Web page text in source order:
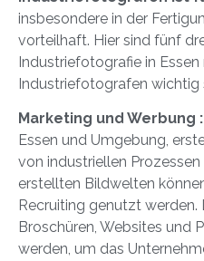
insbesondere in der
vorteilhaft. Hier sind fünf
Industriefotografie in Essen
Industriefotografen wichtig
Marketing und Werbung :
Essen und Umgebung,
von industriellen
erstellten Bildwelten
Recruiting genutzt werden.
Broschüren, Websites und
werden, um das